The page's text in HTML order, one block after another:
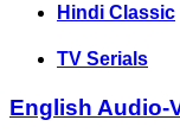
Hindi Classic
TV Serials
English Audio-